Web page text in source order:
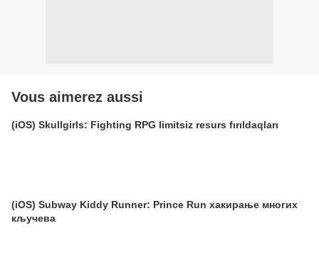
Vous aimerez aussi
(iOS) Skullgirls: Fighting RPG limitsiz resurs fırıldaqları
(iOS) Subway Kiddy Runner: Prince Run хакирање многих
кључева